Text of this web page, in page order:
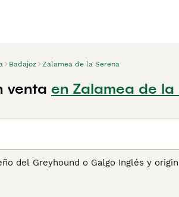
Badajoz Zalamea de la Serena
venta en Zalamea de
del Greyhound o Galgo Inglés y
también conocido como